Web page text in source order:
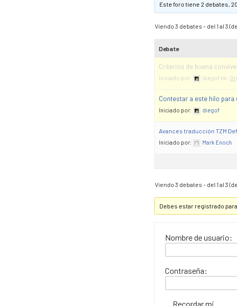
Este foro tiene 2 debates,
Viendo 3 debates - del 1 al 3
Debate
Criterios de buena
Iniciado por: diegof en:
Contestar a este hilo para
Iniciado por: diegof
Avances traducción TZM
Iniciado por: Mark Enoch
Viendo 3 debates - del 1 al 3
Debes estar registrado
Nombre de usuario:
Contraseña:
Recordar mi